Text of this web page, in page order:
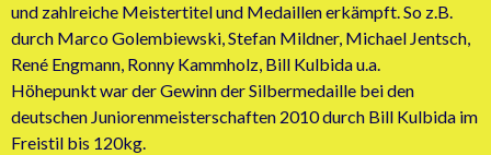
und zahlreiche Meistertitel und Medaillen erkämpft. So z.B.
durch Marco Golembiewski, Stefan Mildner, Michael Jentsch,
René Engmann, Ronny Kammholz, Bill Kulbida u.a.
Höhepunkt war der Gewinn der Silbermedaille bei den
deutschen Juniorenmeisterschaften 2010 durch Bill Kulbida im
Freistil bis 120kg.